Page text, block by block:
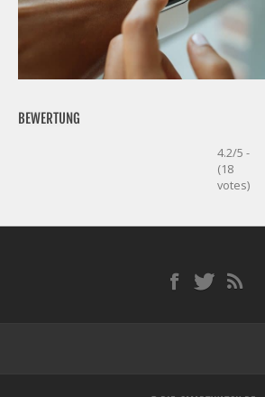
BEWERTUNG
4.2/5 -
(18
votes)